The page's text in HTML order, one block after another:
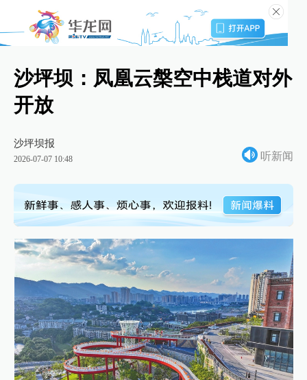
沙坪坝：凤凰云槃空中栈道对外
开放
沙坪坝报
2026-07-07 10:48 听新闻